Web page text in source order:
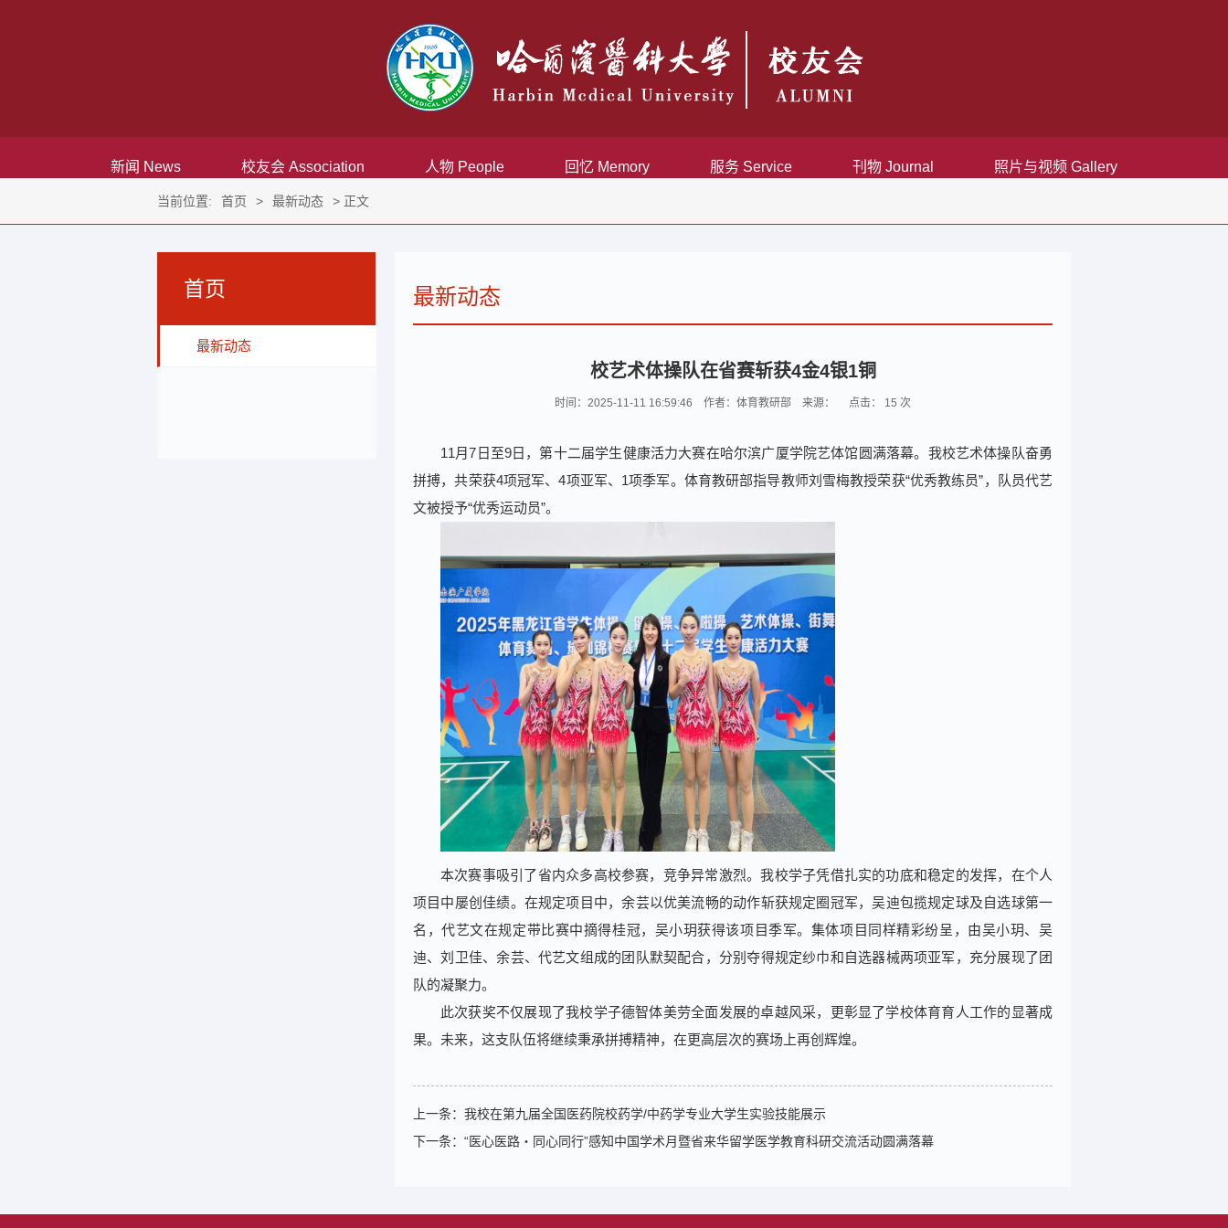
新闻 News 校友会 Association 人物 People 回忆 Memory 服务 Service 刊物 Journal 照片与视频 Gallery
当前位置: 首页 > 最新动态 > 正文
首页
最新动态
最新动态
校艺术体操队在省赛斩获4金4银1铜
时间：2025-11-11 16:59:46 作者：体育教研部 来源： 点击： 15 次
11月7日至9日，第十二届学生健康活力大赛在哈尔滨广厦学院艺体馆圆满落幕。我校艺术体操队奋勇
拼搏，共荣获4项冠军、4项亚军、1项季军。体育教研部指导教师刘雪梅教授荣获“优秀教练员”，队员代艺
文被授予“优秀运动员”。
本次赛事吸引了省内众多高校参赛，竞争异常激烈。我校学子凭借扎实的功底和稳定的发挥，在个人
项目中屡创佳绩。在规定项目中，余芸以优美流畅的动作斩获规定圈冠军，吴迪包揽规定球及自选球第一
名，代艺文在规定带比赛中摘得桂冠，吴小玥获得该项目季军。集体项目同样精彩纷呈，由吴小玥、吴
迪、刘卫佳、余芸、代艺文组成的团队默契配合，分别夺得规定纱巾和自选器械两项亚军，充分展现了团
队的凝聚力。
此次获奖不仅展现了我校学子德智体美劳全面发展的卓越风采，更彰显了学校体育育人工作的显著成
果。未来，这支队伍将继续秉承拼搏精神，在更高层次的赛场上再创辉煌。
上一条： 我校在第九届全国医药院校药学/中药学专业大学生实验技能展示
下一条： “医心医路・同心同行”感知中国学术月暨省来华留学医学教育科研交流活动圆满落幕